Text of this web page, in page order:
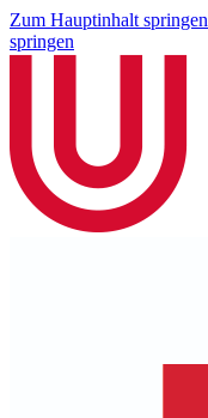
Zum Hauptinhalt springen
springen